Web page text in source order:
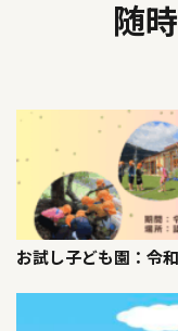
随
お試し子ども園：令